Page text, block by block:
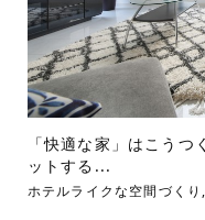
「快適な家」はこう
ットする...
ホテルライクな空間づくり ,